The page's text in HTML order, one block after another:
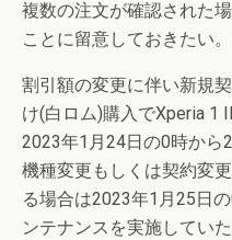
複数の注文が確認された
ことに留意しておきたい。
割引額の変更に伴い新規
け(白ロム)購入でXperia 1
2023年1月24日の0時から
機種変更もしくは契約変
る場合は2023年1月25日
ンテナンスを実施していた